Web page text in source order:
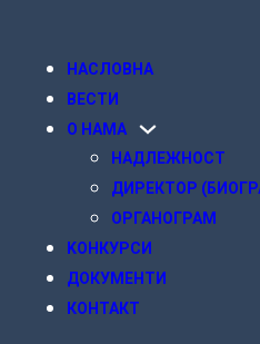
НАСЛОВНА
ВЕСТИ
О НАМА
НАДЛЕЖНОСТ
ДИРЕКТОР
ОРГАНОГРАМ
KОНКУРСИ
ДОКУМЕНТИ
КОНТАКТ